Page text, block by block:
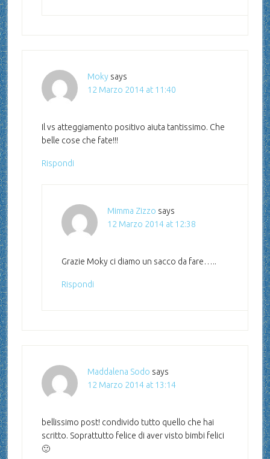
Moky says
12 Marzo 2014 at 11:40
Il vs atteggiamento positivo aiuta tantissimo. Che
belle cose che fate!!!
Rispondi
Mimma Zizzo says
12 Marzo 2014 at 12:38
Grazie Moky ci diamo un sacco da fare…..
Rispondi
Maddalena Sodo says
12 Marzo 2014 at 13:14
bellissimo post! condivido tutto quello che hai
scritto. Soprattutto felice di aver visto bimbi felici
🙂